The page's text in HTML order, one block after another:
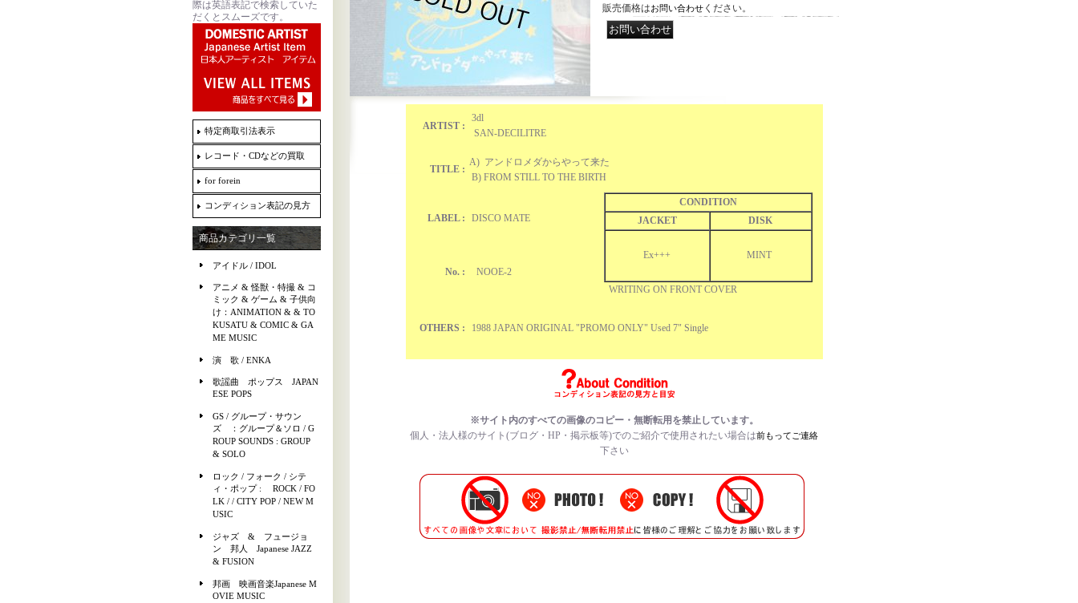
際は英語表記で検索していた
だくとスムーズです。
特定商取引法表示
レコード・CDなどの買取
for forein
コンディション表記の見方
商品カテゴリ一覧
アイドル / IDOL
アニメ & 怪獣・特撮 & コ
ミック & ゲーム & 子供向
け：ANIMATION & & TO
KUSATU & COMIC & GA
ME MUSIC
演 歌 / ENKA
歌謡曲 ポップス JAPAN
ESE POPS
GS / グループ・サウン
ズ ：グループ＆ソロ / G
ROUP SOUNDS : GROUP
& SOLO
ロック / フォーク / シテ
ィ・ポップ : ROCK / FO
LK / / CITY POP / NEW M
USIC
ジャズ & フュージョ
ン 邦人 Japanese JAZZ
& FUSION
邦画 映画音楽Japanese M
OVIE MUSIC
販売価格はお問い合わせください。
ARTIST :
3dl
SAN-DECILITRE
TITLE :
A) アンドロメダからやって来た
B) FROM STILL TO THE BIRTH
LABEL : DISCO MATE
CONDITION
JACKET
DISK
Ex+++ MINT
WRITING ON FRONT COVER
No. : NOOE-2
OTHERS : 1988 JAPAN ORIGINAL "PROMO ONLY" Used 7" Single
※サイト内のすべての画像のコピー・無断転用を禁止しています。
個人・法人様のサイト(ブログ・HP・掲示板等)でのご紹介で使用されたい場合は前もってご連絡
下さい